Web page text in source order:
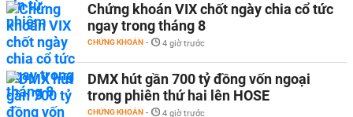
Chứng khoán VIX chốt ngày chia cổ tức
ngay trong tháng 8
CHỨNG KHOÁN - 4 giờ trước
DMX hút gần 700 tỷ đồng vốn ngoại
trong phiên thứ hai lên HOSE
CHỨNG KHOÁN - 4 giờ trước